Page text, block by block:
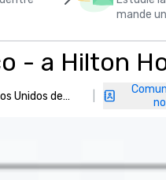
mande
- a Hilton
Unidos de